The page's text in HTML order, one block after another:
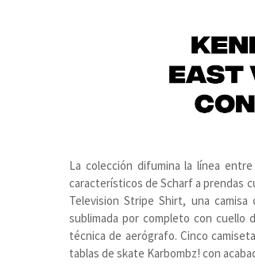
La colección difumina la línea
característicos de Scharf a prendas
Television Stripe Shirt, una
sublimada por completo con cuello
técnica de aerógrafo. Cinco
tablas de skate Karbombz! con